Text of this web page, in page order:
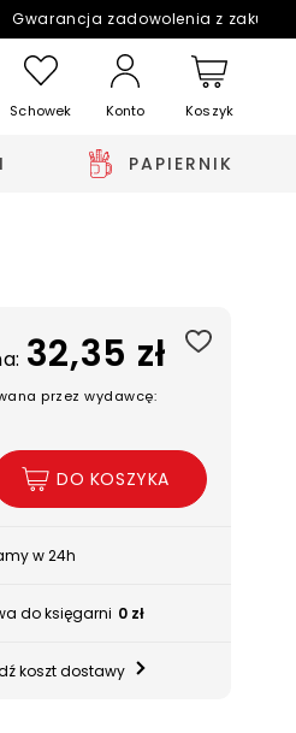
Gwarancja zadowolenia z
Schowek Konto Koszyk
PAPIERNIK
32,35 zł
przez wydawcę:
DO KOSZYKA
w 24h
do księgarni 0 zł
koszt dostawy